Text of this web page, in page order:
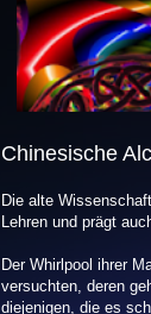
Chinesische
Die alte
Lehren und prägt
Der Whirlpool ihrer
versuchten, deren
diejenigen, die es